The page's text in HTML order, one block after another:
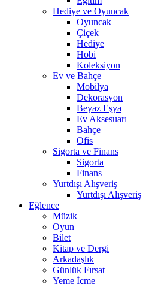
Hediye ve Oyuncak
Oyuncak
Çiçek
Hediye
Hobi
Koleksiyon
Ev ve Bahçe
Mobilya
Dekorasyon
Beyaz Eşya
Ev Aksesuarı
Bahçe
Ofis
Sigorta ve Finans
Sigorta
Finans
Yurtdışı Alışveriş
Yurtdışı Alışveriş
Eğlence
Müzik
Oyun
Bilet
Kitap ve Dergi
Arkadaşlık
Günlük Fırsat
Yeme İçme